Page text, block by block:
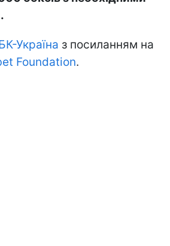
Україна з посиланням на
Foundation.